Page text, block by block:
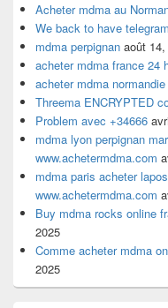
Acheter mdma au
We back to have telegram
mdma perpignan août
acheter mdma france 24
acheter mdma
Threema ENCRYPTED
Problem avec +34666
mdma lyon perpignan
www.achetermdma.com
mdma paris acheter
www.achetermdma.com
Buy mdma rocks online
2025
Comme acheter mdma
2025